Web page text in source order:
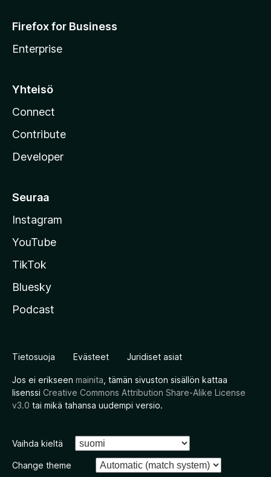
Firefox for Business
Enterprise
Yhteisö
Connect
Contribute
Developer
Seuraa
Instagram
YouTube
TikTok
Bluesky
Podcast
Tietosuoja Evästeet Juridiset asiat
Jos ei erikseen mainita , tämän sivuston sisällön kattaa
lisenssi Creative Commons Attribution Share-Alike License
v3.0 tai mikä tahansa uudempi versio.
Vaihda kieltä
Change theme